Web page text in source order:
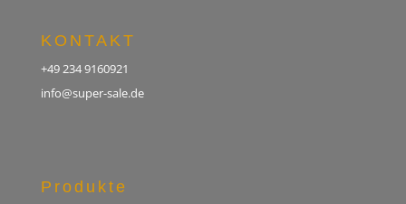
KONTAKT
+49 234 9160921
info@super-sale.de
Produkte